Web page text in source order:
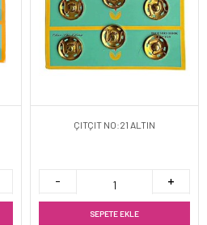
ÇITÇIT NO:21 ALTIN
SEPETE EKLE